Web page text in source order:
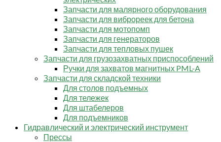
Запчасти для малярного оборудования
Запчасти для виброреек для бетона
Запчасти для мотопомп
Запчасти для генераторов
Запчасти для тепловых пушек
Запчасти для грузозахватных приспособлений
Ручки для захватов магнитных PML-A
Запчасти для складской техники
Для столов подъемных
Для тележек
Для штабелеров
Для подъемников
Гидравлический и электрический инструмент
Прессы